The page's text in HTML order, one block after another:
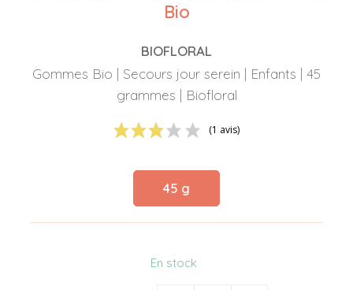
Bio
BIOFLORAL
Gommes Bio | Secours jour serein | Enfants | 45
grammes | Biofloral
(1 avis)
45 g
En stock